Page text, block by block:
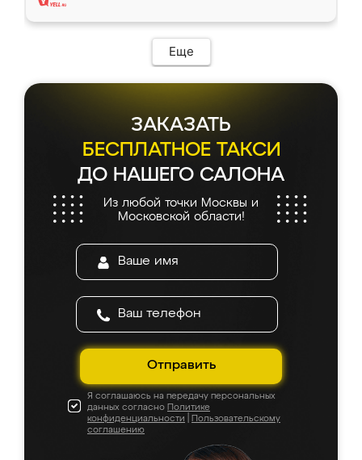
Еще
ЗАКАЗАТЬ
БЕСПЛАТНОЕ ТАКСИ
ДО НАШЕГО САЛОНА
Из любой точки Москвы и
Московской области!
Отправить
Я соглашаюсь на передачу персональных
данных согласно Политике
конфиденциальности
Пользовательскому
соглашению